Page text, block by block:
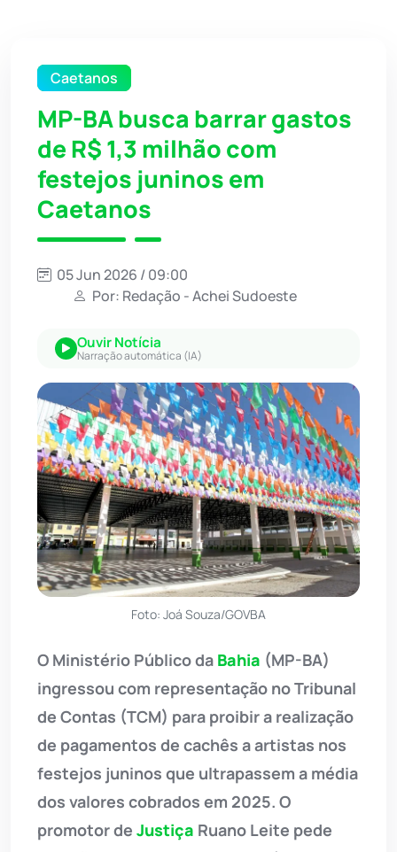
Caetanos
MP-BA busca barrar gastos
de R$ 1,3 milhão com
festejos juninos em
Caetanos
05 Jun 2026 / 09:00
Por: Redação - Achei Sudoeste
Ouvir Notícia
Narração automática (IA)
Foto: Joá Souza/GOVBA
O Ministério Público da Bahia (MP-BA)
ingressou com representação no Tribunal
de Contas (TCM) para proibir a realização
de pagamentos de cachês a artistas nos
festejos juninos que ultrapassem a média
dos valores cobrados em 2025. O
promotor de Justiça Ruano Leite pede